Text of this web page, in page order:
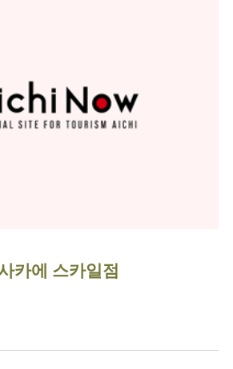
카에 스카일점